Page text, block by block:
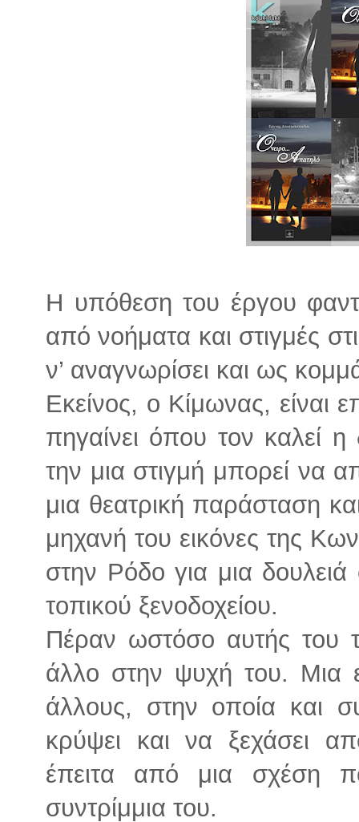
Η υπόθεση του έργου
από νοήματα και στιγμές
ν’ αναγνωρίσει και ως
Εκείνος, ο Κίμωνας, είναι
πηγαίνει όπου τον καλεί η
την μια στιγμή μπορεί να
μια θεατρική παράσταση
μηχανή του εικόνες της
στην Ρόδο για μια δουλειά
τοπικού ξενοδοχείου.
Πέραν ωστόσο αυτής του
άλλο στην ψυχή του. Μια
άλλους, στην οποία και
κρύψει και να ξεχάσει
έπειτα από μια σχέση
συντρίμμια του.